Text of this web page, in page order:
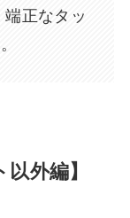
正なタッ
外編】